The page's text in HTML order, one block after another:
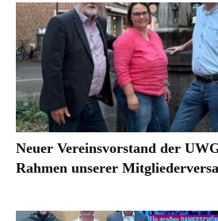
Neuer Vereinsvorstand der
Rahmen unserer